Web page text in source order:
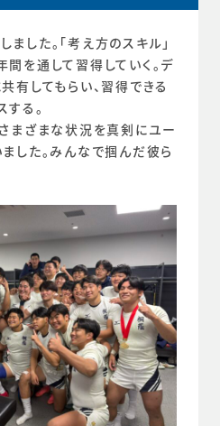
した。「考え方のスキル」
を通して習得していく。デ
有してもらい、習得できる
る。
まざまな状況を真剣にユー
した。みんなで掴んだ彼ら